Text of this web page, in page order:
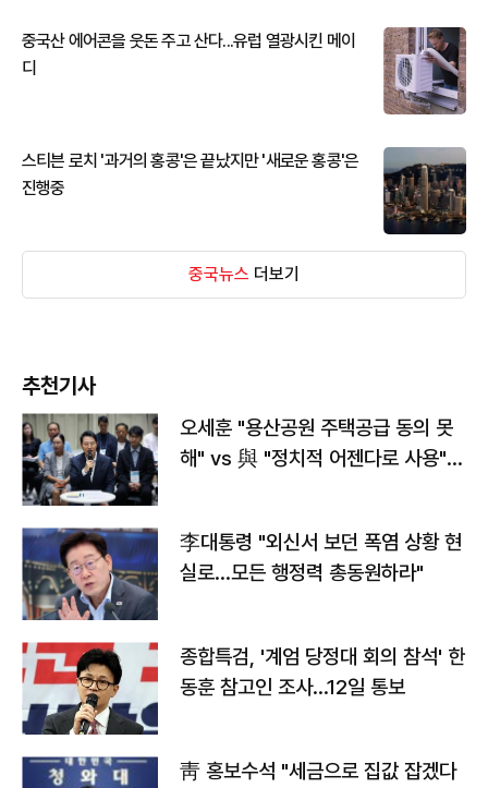
중국산 에어콘을 웃돈 주고 산다...유럽 열광시킨 메이
디
스티븐 로치 '과거의 홍콩'은 끝났지만 '새로운 홍콩'은
진행중
중국뉴스 더보기
추천기사
오세훈 "용산공원 주택공급 동의 못
해" vs 與 "정치적 어젠다로 사용"
李대통령 "외신서 보던 폭염 상황 현
실로…모든 행정력 총동원하라"
종합특검, '계엄 당정대 회의 참석' 한
동훈 참고인 조사...12일 통보
靑 홍보수석 "세금으로 집값 잡겠다